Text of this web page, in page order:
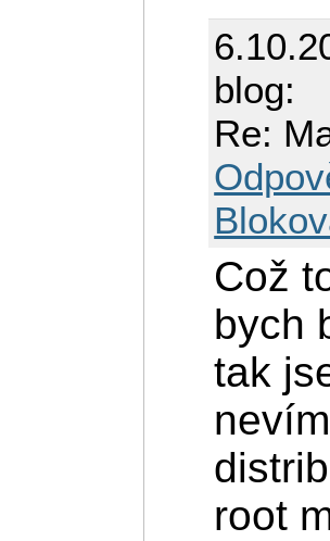
blog:
Re:
Což
bych
tak
root